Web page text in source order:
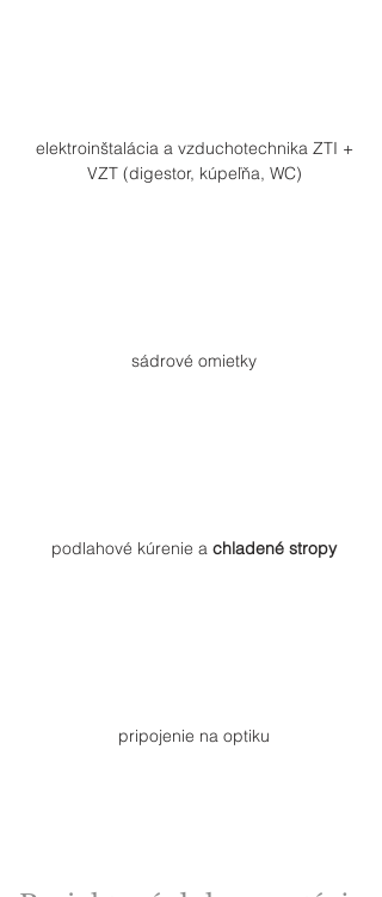
elektroinštalácia a vzduchotechnika ZTI +
VZT (digestor, kúpeľňa, WC)
sádrové omietky
podlahové kúrenie a chladené stropy
pripojenie na optiku